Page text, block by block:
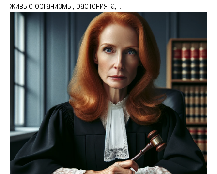
живые организмы, растения, а, …